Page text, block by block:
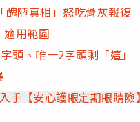
陋真相」怒吃骨灰報復
用範圍
、唯一2字頭剩「這」
手【安心護眼定期眼睛險】